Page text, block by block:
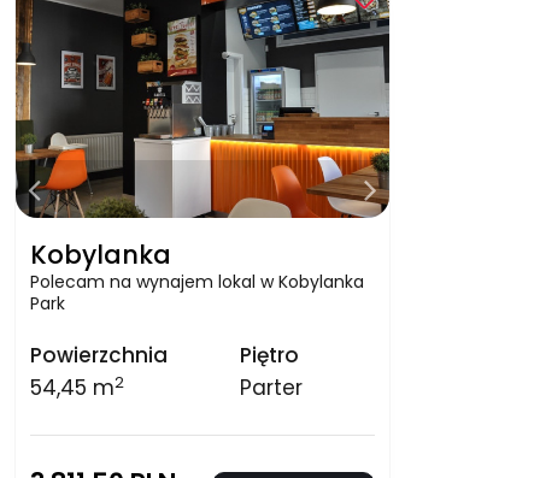
Kobylanka
Polecam na wynajem lokal w Kobylanka
Park
Powierzchnia
54,45 m2
Piętro
Parter